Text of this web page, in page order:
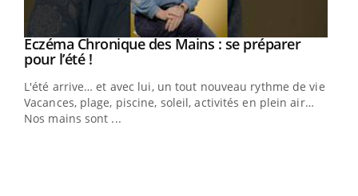
Youtube
Eczéma Chronique des Mains : se préparer
pour l’été !Youtube
L'été arrive… et avec lui, un tout nouveau rythme de vie !
Vacances, plage, piscine, soleil, activités en plein air…
Nos mains sont ...